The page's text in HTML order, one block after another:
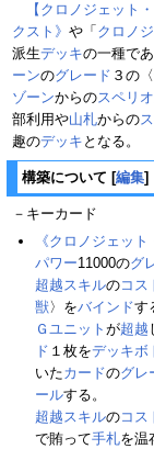
【クロノジェット
クスト》 や「 クロノ
派生デッキの一種で
ーンのグレード ３の〈
ゾーンからのスペリ
部利用や山札からの
趣のデッキ となる。
構築について [編集]
－キーカード
《クロノジェット
パワー11000のグ
超越スキルのコス
獣〉をバインドす
Ｇユニット が超越
ド １枚をデッキボ
いたカードのグレ
ールする。
超越スキルのコス
で賄って手札を温